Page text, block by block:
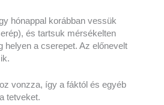
hónappal korábban vessük
és tartsuk mérsékelten
helyen a cserepet. Az előnevelt
vonzza, így a fáktól és egyéb
tetveket.